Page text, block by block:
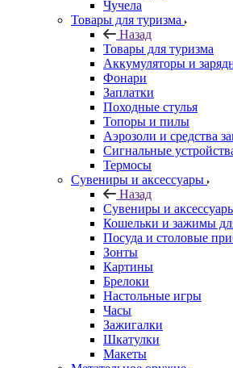
Чучела
Товары для туризма
Назад
Товары для туризма
Аккумуляторы и
Фонари
Заплатки
Походные стулья
Топоры и пилы
Аэрозоли и средства
Сигнальные
Термосы
Сувениры и аксессуары
Назад
Сувениры и
Кошельки и зажимы
Посуда и столовые
Зонты
Картины
Брелоки
Настольные игры
Часы
Зажигалки
Шкатулки
Макеты